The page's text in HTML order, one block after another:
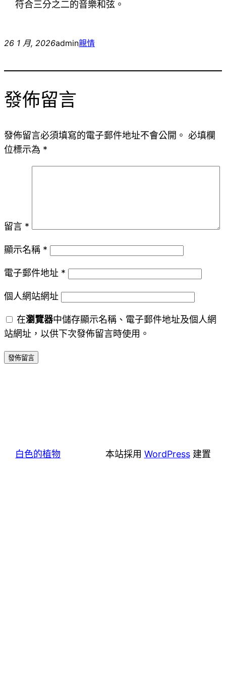
符合三分之二的音樂和弦。
26 1 月, 2026admin親情
發佈留言
發佈留言必須填寫的電子郵件地址不會公開。 必填欄
位標示為 *
留言 *
顯示名稱 *
電子郵件地址 *
個人網站網址
在瀏覽器中儲存顯示名稱、電子郵件地址及個人網
站網址，以供下次發佈留言時使用。
白色的植物 本站採用 WordPress建置